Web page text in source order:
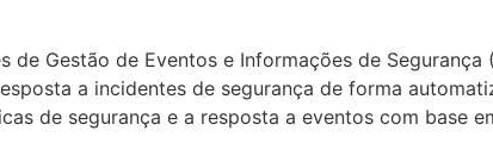
de Gestão de Eventos e Informações de
a incidentes de segurança de forma
de segurança e a resposta a eventos com base